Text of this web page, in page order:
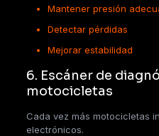
Mantener presión
Detectar pérdidas
Mejorar estabilidad
6. Escáner de
motocicletas
Cada vez más motocicletas
electrónicos.